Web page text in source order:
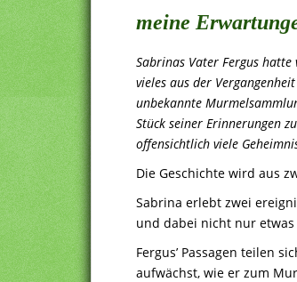
meine
Sabrinas Vater Fergus
vieles aus der
unbekannte
Stück seiner Erinnerungen
offensichtlich viele
Die Geschichte wird aus
Sabrina erlebt zwei
und dabei nicht nur
Fergus’ Passagen teilen
aufwächst, wie er zum